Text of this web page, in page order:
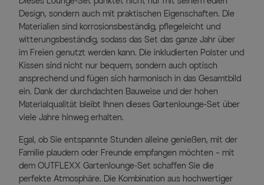
Design, sondern auch mit praktischen Eigenschaften. Die
Materialien sind korrosionsbeständig, pflegeleicht und
witterungsbeständig, sodass das Set das ganze Jahr über
im Freien genutzt werden kann. Die inkludierten Polster und
Kissen sind nicht nur bequem, sondern auch optisch
ansprechend und fügen sich harmonisch in das Gesamtbild
ein. Dank der durchdachten Bauweise und der hohen
Materialqualität bleibt Ihnen dieses Gartenlounge-Set über
viele Jahre hinweg erhalten.
Egal, ob Sie entspannte Stunden alleine genießen, mit der
Familie plaudern oder Freunde empfangen möchten – mit
dem OUTFLEXX Gartenlounge-Set schaffen Sie die
perfekte Atmosphäre. Die Kombination aus hochwertiger